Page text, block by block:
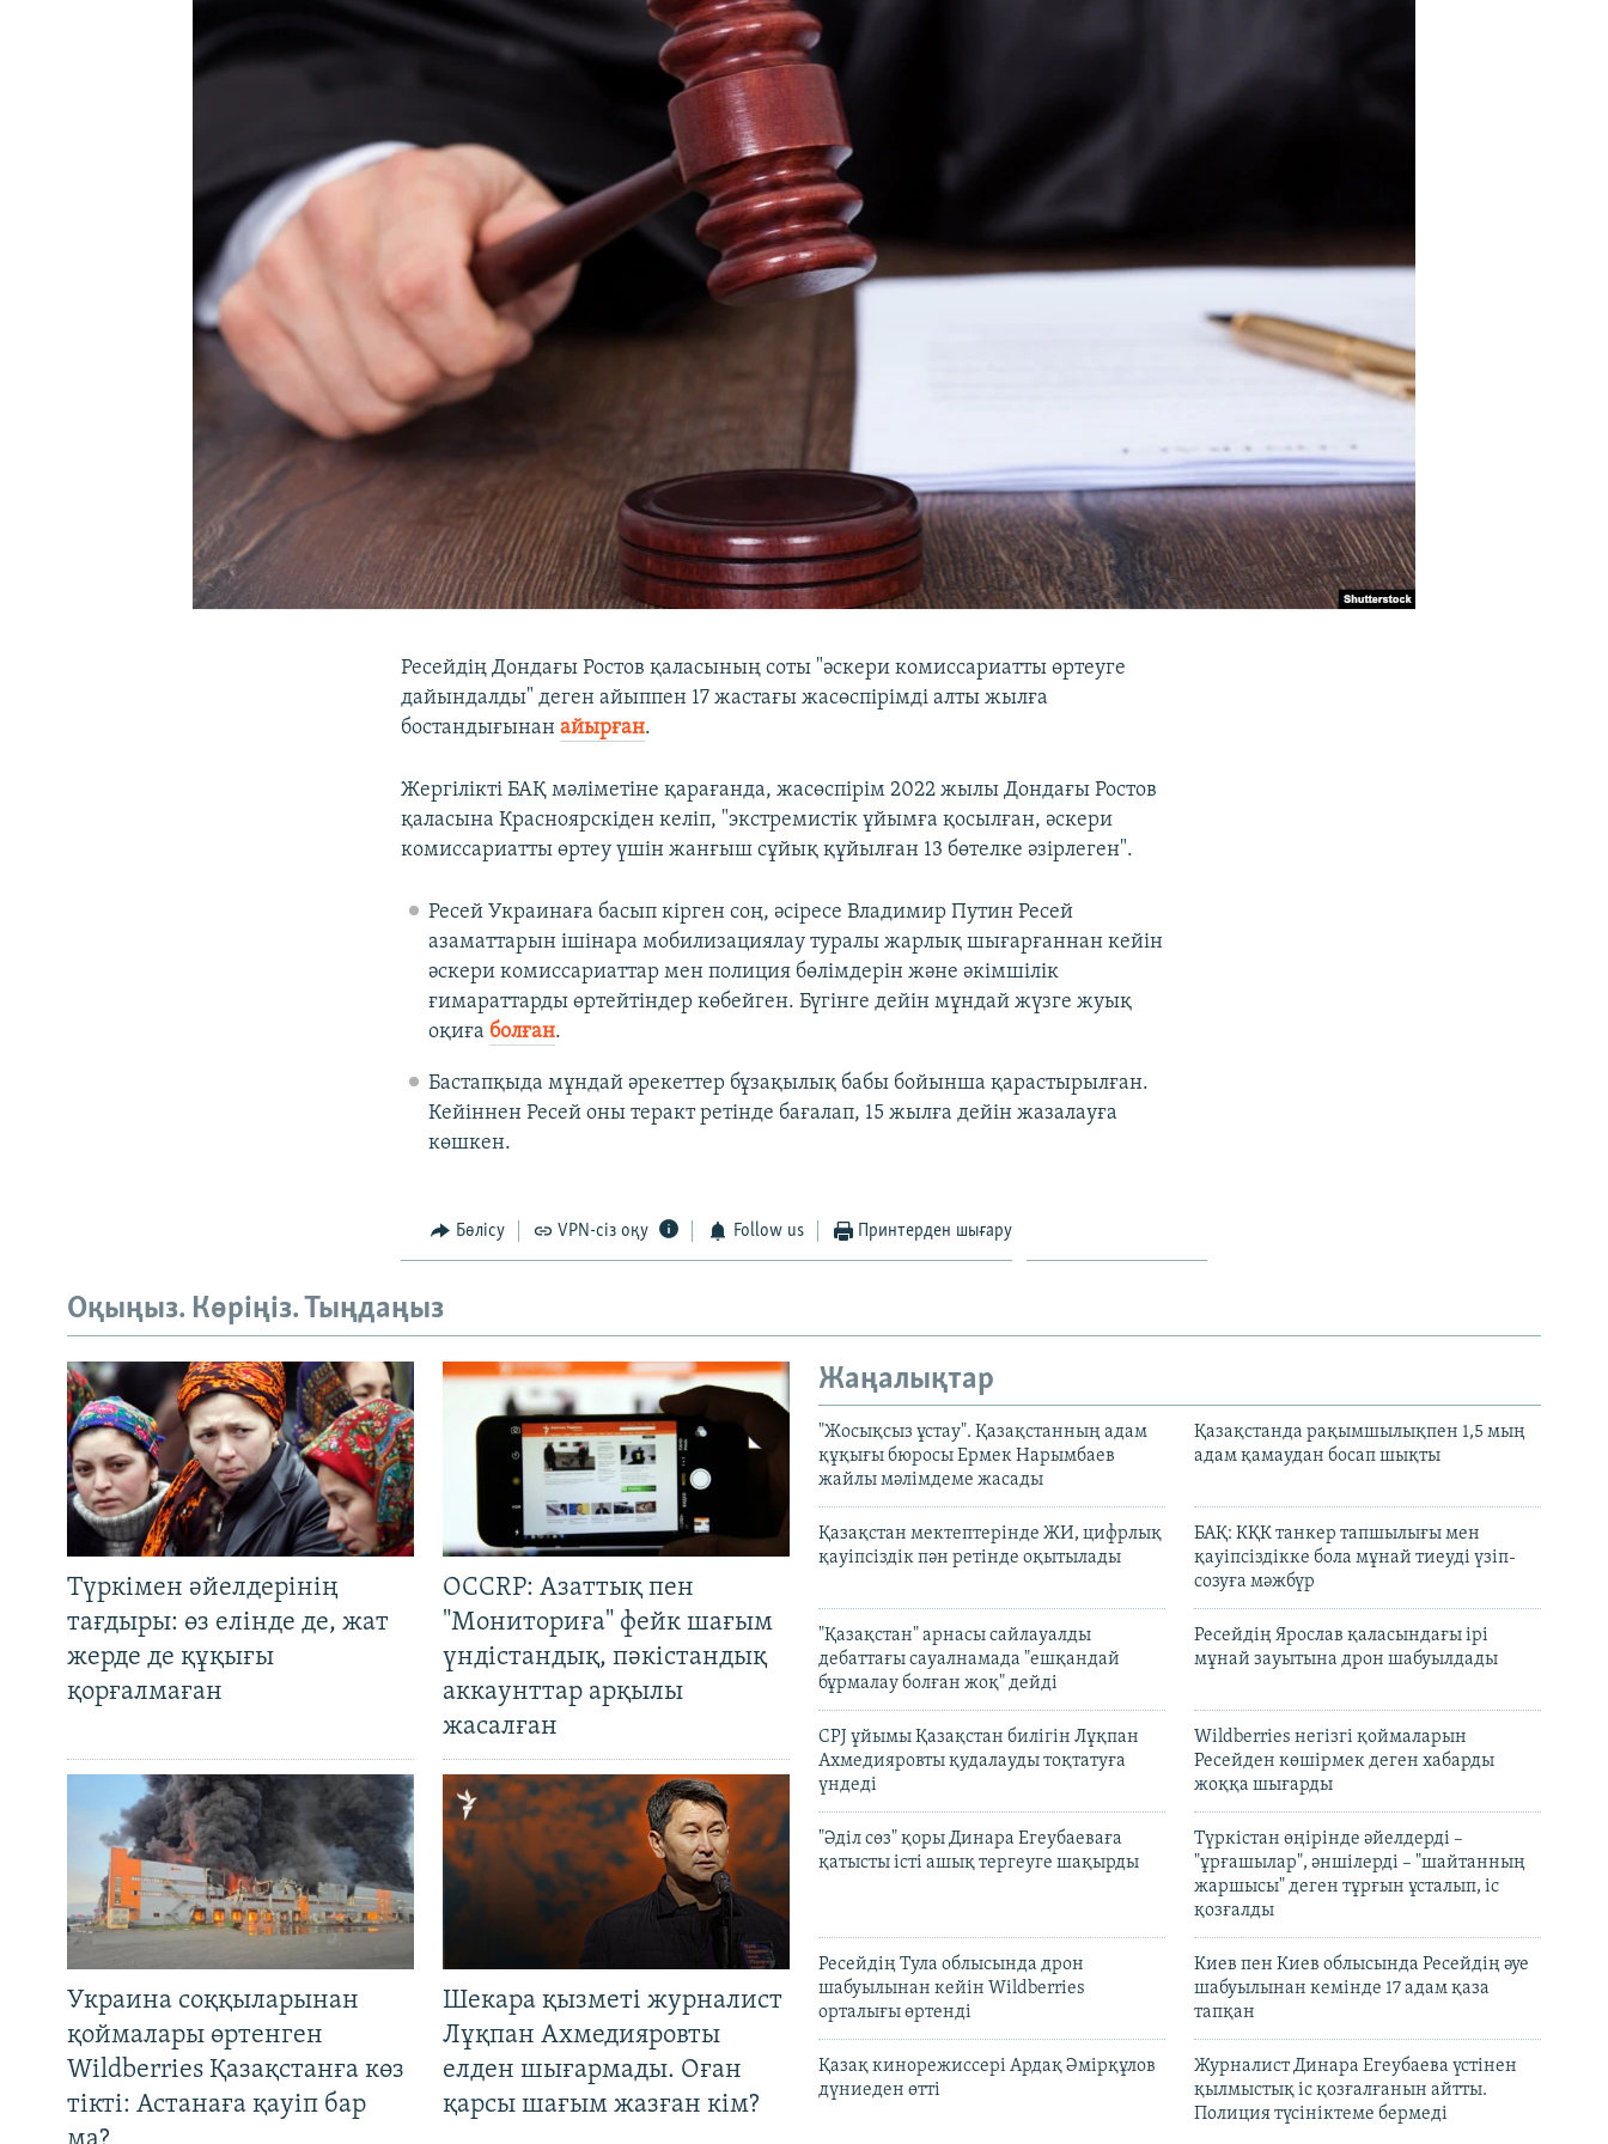
Ресейдің Дондағы Ростов қаласының соты "әскери комиссариатты өртеуге
дайындалды" деген айыппен 17 жастағы жасөспірімді алты жылға
бостандығынанайырған.
Жергілікті БАҚ мәліметіне қарағанда, жасөспірім 2022 жылы Дондағы Ростов
қаласына Красноярскіден келіп, "экстремистік ұйымға қосылған, әскери
комиссариатты өртеу үшін жанғыш сұйық құйылған 13 бөтелке әзірлеген".
Ресей Украинаға басып кірген соң, әсіресе Владимир Путин Ресей
азаматтарын ішінара мобилизациялау туралы жарлық шығарғаннан кейін
әскери комиссариаттар мен полиция бөлімдерін және әкімшілік
ғимараттарды өртейтіндер көбейген. Бүгінге дейін мұндай жүзге жуық
оқиға болған.
Бастапқыда мұндай әрекеттер бұзақылық бабы бойынша қарастырылған.
Кейіннен Ресей оны теракт ретінде бағалап, 15 жылға дейін жазалауға
көшкен.
Бөлісу VPN-сіз оқу Follow us Принтерден шығару
Оқыңыз. Көріңіз. Тыңдаңыз
Түркімен әйелдерінің
тағдыры: өз елінде де, жат
жерде де құқығы
қорғалмаған
OCCRP: Азаттық пен
"Мониториға" фейк шағым
үндістандық, пәкістандық
аккаунттар арқылы
жасалған
Украина соққыларынан
қоймалары өртенген
Wildberries Қазақстанға көз
тікті: Астанаға қауіп бар
Шекара қызметі журналист
Лұқпан Ахмедияровты
елден шығармады. Оған
қарсы шағым жазған кім?
Жаңалықтар
"Жосықсыз ұстау". Қазақстанның адам
құқығы бюросы Ермек Нарымбаев
жайлы мәлімдеме жасады
Қазақстанда рақымшылықпен 1,5 мың
адам қамаудан босап шықты
Қазақстан мектептерінде ЖИ, цифрлық
қауіпсіздік пән ретінде оқытылады
БАҚ: КҚК танкер тапшылығы мен
қауіпсіздікке бола мұнай тиеуді үзіп-
созуға мәжбүр
"Қазақстан" арнасы сайлауалды
дебаттағы сауалнамада "ешқандай
бұрмалау болған жоқ" дейді
Ресейдің Ярослав қаласындағы ірі
мұнай зауытына дрон шабуылдады
CPJ ұйымы Қазақстан билігін Лұқпан
Ахмедияровты қудалауды тоқтатуға
үндеді
Wildberries негізгі қоймаларын
Ресейден көшірмек деген хабарды
жоққа шығарды
"Әділ сөз" қоры Динара Егеубаеваға
қатысты істі ашық тергеуге шақырды
Түркістан өңірінде әйелдерді –
"ұрғашылар", әншілерді – "шайтанның
жаршысы" деген тұрғын ұсталып, іс
қозғалды
Ресейдің Тула облысында дрон
шабуылынан кейін Wildberries
орталығы өртенді
Киев пен Киев облысында Ресейдің әуе
шабуылынан кемінде 17 адам қаза
тапқан
Қазақ кинорежиссері Ардақ Әмірқұлов
дүниеден өтті
Журналист Динара Егеубаева үстінен
қылмыстық іс қозғалғанын айтты.
Полиция түсініктеме бермеді